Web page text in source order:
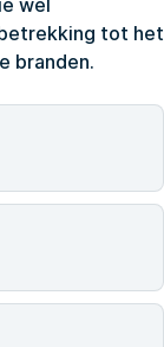
tot het
branden.